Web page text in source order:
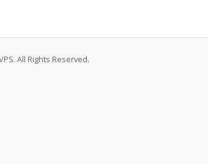
All Rights Reserved.